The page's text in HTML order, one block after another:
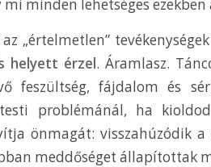
minden lehetséges ezekben
„értelmetlen”
helyett érzel. Áramlasz.
feszültség, fájdalom és
problémánál, ha
önmagát: visszahúzódik
meddőséget állapítottak